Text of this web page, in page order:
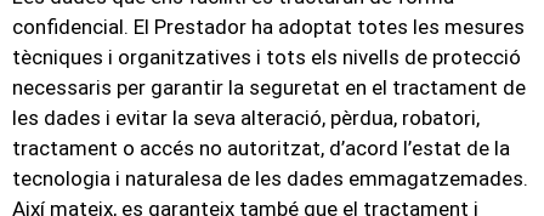
confidencial. El Prestador ha adoptat totes les mesures
tècniques i organitzatives i tots els nivells de protecció
necessaris per garantir la seguretat en el tractament de
les dades i evitar la seva alteració, pèrdua, robatori,
tractament o accés no autoritzat, d’acord l’estat de la
tecnologia i naturalesa de les dades emmagatzemades.
Així mateix, es garanteix també que el tractament i